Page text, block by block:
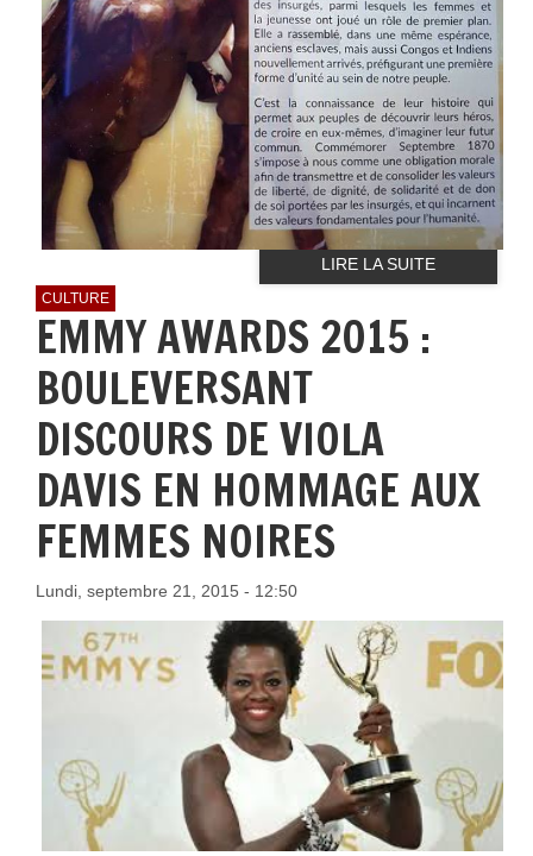
LIRE LA SUITE
CULTURE
EMMY AWARDS 2015 :
BOULEVERSANT
DISCOURS DE VIOLA
DAVIS EN HOMMAGE AUX
FEMMES NOIRES
Lundi, septembre 21, 2015 - 12:50